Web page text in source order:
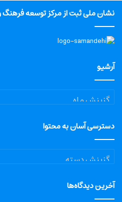
نشان ملی ثبت از مرکز توسعه فرهنگ
آرشیو
آرشیو
دسترسی آسان به محتوا
دسترسی
آسان
محتوا
آخرین دیدگاه‌ها